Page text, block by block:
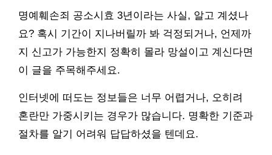
명예훼손죄 공소시효 3년이라는 사실, 알고 계셨나
요? 혹시 기간이 지나버릴까 봐 걱정되거나, 언제까
지 신고가 가능한지 정확히 몰라 망설이고 계신다면
이 글을 주목해주세요.
인터넷에 떠도는 정보들은 너무 어렵거나, 오히려
혼란만 가중시키는 경우가 많습니다. 명확한 기준과
절차를 알기 어려워 답답하셨을 텐데요.